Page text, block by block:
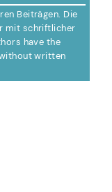
Beiträgen. Die
mit schriftlicher
have the
written